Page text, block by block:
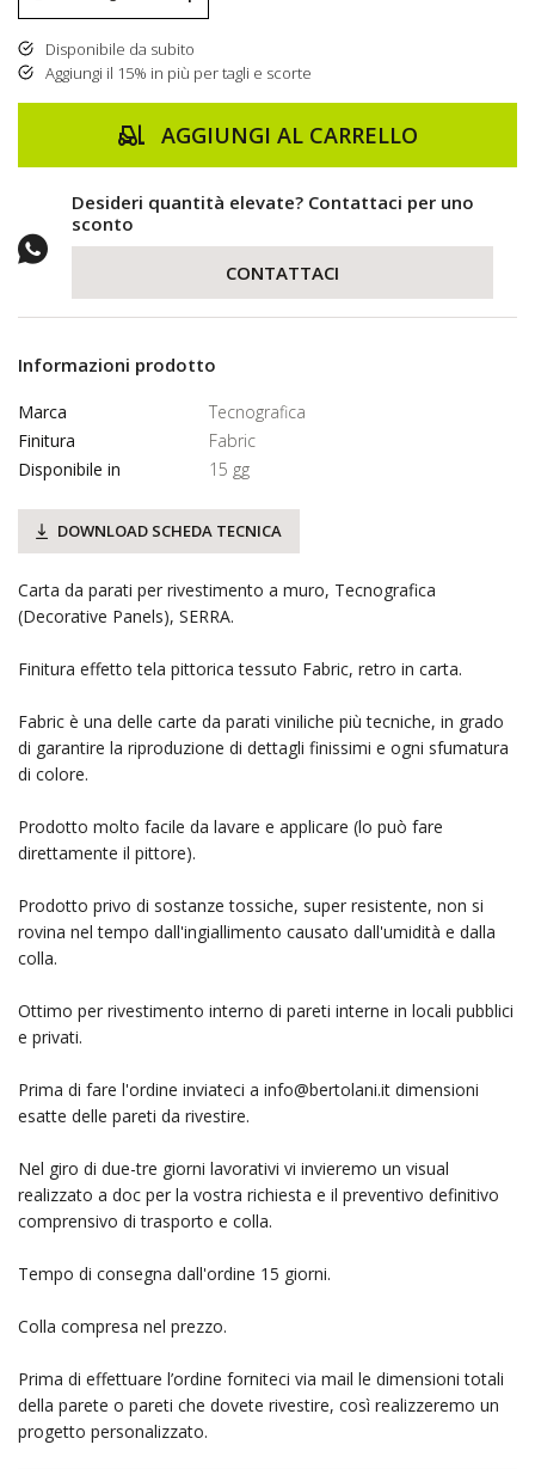
Disponibile da subito
Aggiungi il 15% in più per tagli e scorte
AGGIUNGI AL CARRELLO
Desideri quantità elevate? Contattaci per uno
sconto
CONTATTACI
Informazioni prodotto
Marca
Tecnografica
Finitura
Fabric
Disponibile in
15 gg
DOWNLOAD SCHEDA TECNICA
Carta da parati per rivestimento a muro, Tecnografica
(Decorative Panels), SERRA.
Finitura effetto tela pittorica tessuto Fabric, retro in carta.
Fabric è una delle carte da parati viniliche più tecniche, in grado
di garantire la riproduzione di dettagli finissimi e ogni sfumatura
di colore.
Prodotto molto facile da lavare e applicare (lo può fare
direttamente il pittore).
Prodotto privo di sostanze tossiche, super resistente, non si
rovina nel tempo dall'ingiallimento causato dall'umidità e dalla
colla.
Ottimo per rivestimento interno di pareti interne in locali pubblici
e privati.
Prima di fare l'ordine inviateci a info@bertolani.it dimensioni
esatte delle pareti da rivestire.
Nel giro di due-tre giorni lavorativi vi invieremo un visual
realizzato a doc per la vostra richiesta e il preventivo definitivo
comprensivo di trasporto e colla.
Tempo di consegna dall'ordine 15 giorni.
Colla compresa nel prezzo.
Prima di effettuare l’ordine forniteci via mail le dimensioni totali
della parete o pareti che dovete rivestire, così realizzeremo un
progetto personalizzato.